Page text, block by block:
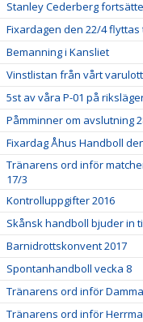
Stanley Cederberg
Fixardagen den 22/4
Bemanning i Kansliet
Vinstlistan från vårt
5st av våra P-01 på
Påmminner om avslutning
Fixardag Åhus Handboll
Tränarens ord inför
17/3
Kontrolluppgifter 2016
Skånsk handboll bjuder in
Barnidrottskonvent 2017
Spontanhandboll vecka 8
Tränarens ord inför
Tränarens ord inför